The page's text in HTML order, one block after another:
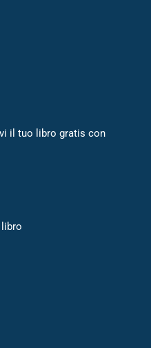
il tuo libro gratis con